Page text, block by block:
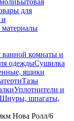
Бытовая
для
материалы
ванной комнаты и
одеждыСушилка
ящики
Тазы
Уплотнители и
Шнуры, шпагаты,
Нова Ролл/6